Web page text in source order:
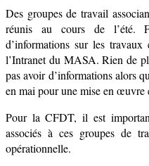
Des groupes de travail
réunis au cours de l’été.
d’informations sur les
l’Intranet du MASA. Rien de
pas avoir d’informations alors
en mai pour une mise en œuvre
Pour la CFDT, il est
associés à ces groupes de
opérationnelle.